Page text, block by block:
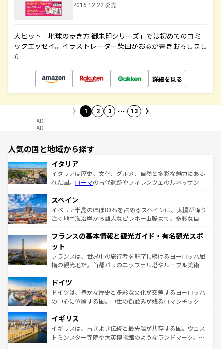
2016.12.22 発売
大ヒット「地球の歩き方 御朱印シリーズ」では初めてのコミ
ックエッセイ。イラストレーター柴田かおるが書きおろしまし
た
詳細を見る
1 2 3 … 13
AD
AD
人気の国と地域から探す
イタリア
イタリアは歴史、文化、グルメ、自然と多彩な魅力にあふ
れた国。 ローマの古代遺跡やフィレンツェのルネッサンス
ろん、トスカーナの美しい田園風景やアマルフィ海岸の絶
景など、自然景観も見逃せない。観光の合間には、本場の
ピザやパスタなど、絶品のイタリア料理を堪能することも
ませてくれるイタリアで、忘れられない旅をしてみよう！
なお、新着のイタリア情報は
しい。
スペイン
イベリア半島のほぼ80％を占めるスペインは、太陽が降り
注ぐ地中海沿岸から雄大なピレネー山脈まで、多彩な自然
文化が根付くこの国では、情熱的なフラメンコ、熱気あふ
れる闘牛、そして美味しいタパスが生活の一部となってい
る。首都マドリードの洗練された雰囲気や、バルセロナの
アートに溢れた街角から、地方では古代ローマ遺跡や中世
せる。地方によって風土や気候が異なるスペインはその個
性で訪れる人を魅了する。 なお、新着のスペイン情報は コ
ンテンツ一覧を参照してほしい。
フランスの基本情報と観光ガイド・有名観光スポ
ット
フランスは、世界中の旅行者を魅了し続けるヨーロッパ屈
指の観光地だ。首都パリのエッフェル塔やルーブル美術館
で、幅広い魅力が詰まっている。華麗な宮殿、歴史的な大
聖堂、美しいビーチ、そして豊かな自然が、訪れる者を心
から魅了する。また、フランスは美食の国としても知ら
いる。シャンパンの発祥地であるランス、プロヴァンスの
香り高いラベンダー畑など、多彩な楽しみ方が可能だ。さ
らに、パリ以外の地域にも魅力が溢れており、どの街角に
ドイツ
ドイツは、豊かな歴史と多彩な文化が交差するヨーロッパ
の中心に位置する国。中世の街並みが残るロマンチック街
顔を持つこの国は、どこを歩いても飽きることがない。ベ
ルリンの文化的活気、バイエルン州のアルプスの絶景、そ
してライン川沿いのワイン畑といった風景は必見。ビール
イギリス
イギリスは、古きよき伝統と最先端が共存する国。ウェス
トミンスター寺院や大英博物館のようなランドマーク、歴